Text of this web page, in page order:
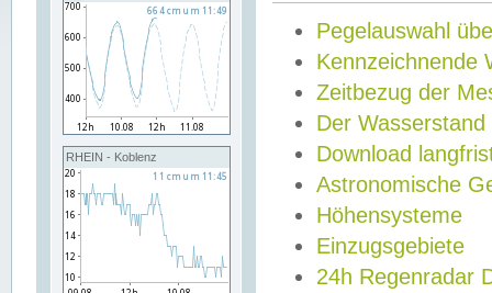
RHEIN - Koblenz
Pegelauswahl
Kennzeichnende
Zeitbezug der
Der Wasserstand
Download
Astronomische
Höhensysteme
Einzugsgebiete
24h Regenradar